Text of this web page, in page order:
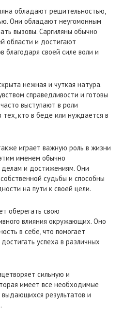
обладают решительностью,
Они обладают неугомонным
вызовы. Саргиляны обычно
области и достигают
благодаря своей силе воли и
нежная и чуткая натура.
справедливости и готовы
выступают в роли
кто в беде или нуждается в
играет важную роль в жизни
именем обычно
и достижениям. Они
судьбы и способны
на пути к своей цели.
оберегать свою
влияния окружающих. Оно
в себе, что помогает
успеха в различных
сильную и
имеет все необходимые
результатов и